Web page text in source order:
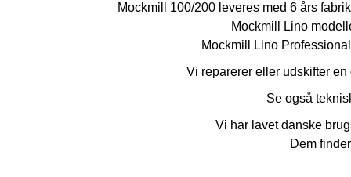
Mockmill 100/200 leveres med 6 års
Mockmill Lino
Mockmill Lino
Vi reparerer eller udskifter
Se også
Vi har lavet danske
Dem